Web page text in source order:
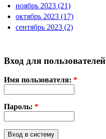
ноябрь 2023 (21)
октябрь 2023 (17)
сентябрь 2023 (2)
Вход для пользователей
Имя пользователя: *
Пароль: *